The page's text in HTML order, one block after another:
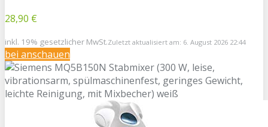
28,90 €
inkl. 19% gesetzlicher MwSt.Zuletzt aktualisiert am: 6. August 2026 22:44
bei anschauen